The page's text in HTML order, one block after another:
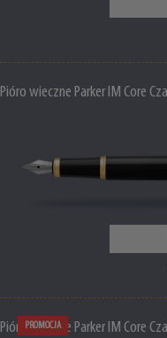
Pióro wieczne Parker IM Core
Pióro wieczne Parker IM Core
PROMOCJA